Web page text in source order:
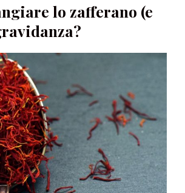
lo zafferano (e